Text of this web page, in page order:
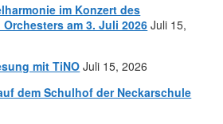
im Konzert des
am 3. Juli 2026 Juli 15,
mit TiNO Juli 15, 2026
dem Schulhof der Neckarschule